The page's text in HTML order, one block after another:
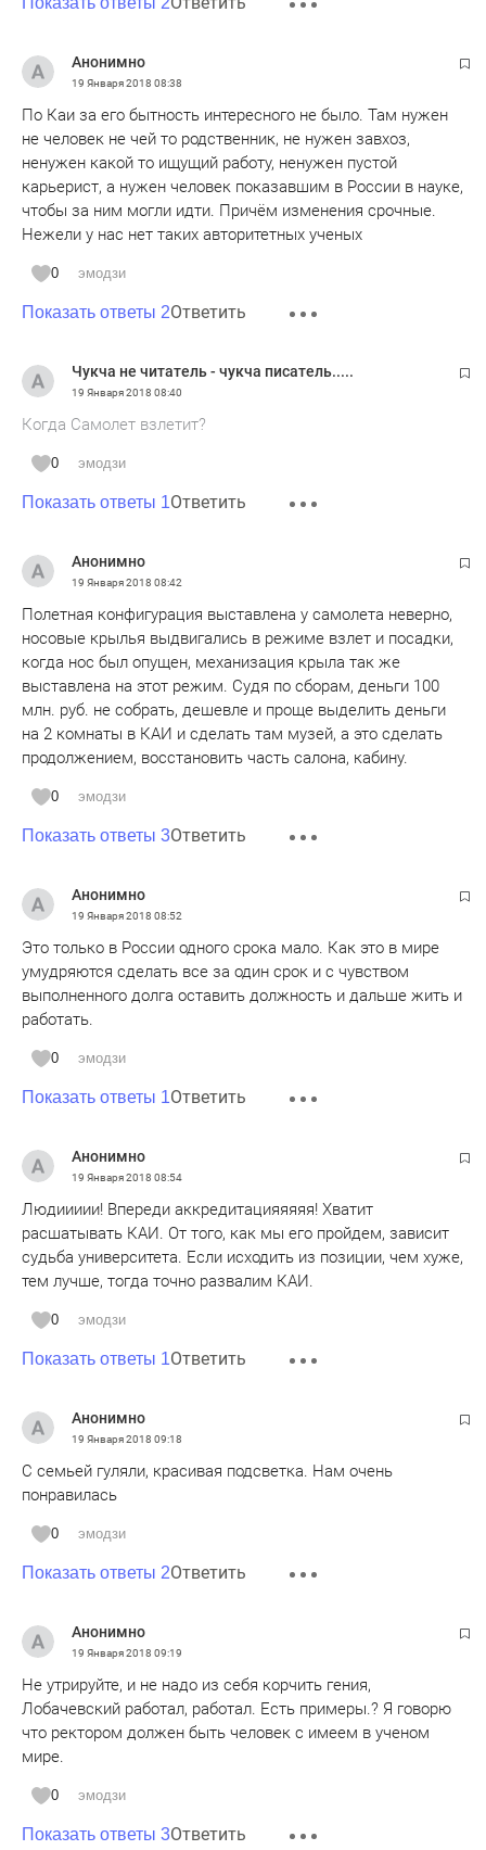
Вот этим ректор и занимается на самом деле. А на все
остальное у руководства времени не хватит. На это замы
то учебной части. А там между прочим коренные каисты в
третьем поколении. И не один человек, вся структура
такая. Так кого ругать будем, себя, которые валят учебку,
или ректора, приносящего гранты? Нет, никаких претензий
быть не может.
Анонимно
19 Января 2018 08:38
По Каи за его бытность интересного не было. Там нужен
не человек не чей то родственник, не нужен завхоз,
ненужен какой то ищущий работу, ненужен пустой
карьерист, а нужен человек показавшим в России в науке,
чтобы за ним могли идти. Причём изменения срочные.
Нежели у нас нет таких авторитетных ученых
0 эмодзи
Показать ответы 2Ответить
Чукча не читатель - чукча писатель.....
19 Января 2018 08:40
Когда Самолет взлетит?
0 эмодзи
Показать ответы 1Ответить
Анонимно
19 Января 2018 08:42
Полетная конфигурация выставлена у самолета неверно,
носовые крылья выдвигались в режиме взлет и посадки,
когда нос был опущен, механизация крыла так же
выставлена на этот режим. Судя по сборам, деньги 100
млн. руб. не собрать, дешевле и проще выделить деньги
на 2 комнаты в КАИ и сделать там музей, а это сделать
продолжением, восстановить часть салона, кабину.
0 эмодзи
Показать ответы 3Ответить
Анонимно
19 Января 2018 08:52
Это только в России одного срока мало. Как это в мире
умудряются сделать все за один срок и с чувством
выполненного долга оставить должность и дальше жить и
работать.
0 эмодзи
Показать ответы 1Ответить
Анонимно
19 Января 2018 08:54
Людиииии! Впереди аккредитацияяяяя! Хватит
расшатывать КАИ. От того, как мы его пройдем, зависит
судьба университета. Если исходить из позиции, чем хуже,
тем лучше, тогда точно развалим КАИ.
0 эмодзи
Показать ответы 1Ответить
Анонимно
19 Января 2018 09:18
С семьей гуляли, красивая подсветка. Нам очень
понравилась
0 эмодзи
Показать ответы 2Ответить
Анонимно
19 Января 2018 09:19
Не утрируйте, и не надо из себя корчить гения,
Лобачевский работал, работал. Есть примеры.? Я говорю
что ректором должен быть человек с имеем в ученом
мире.
0 эмодзи
Показать ответы 3Ответить